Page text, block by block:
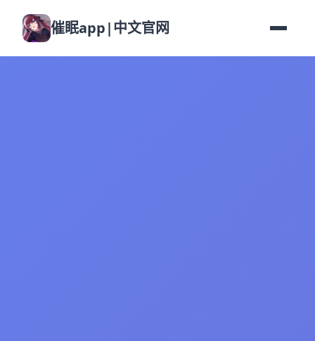
催眠app|中文官网